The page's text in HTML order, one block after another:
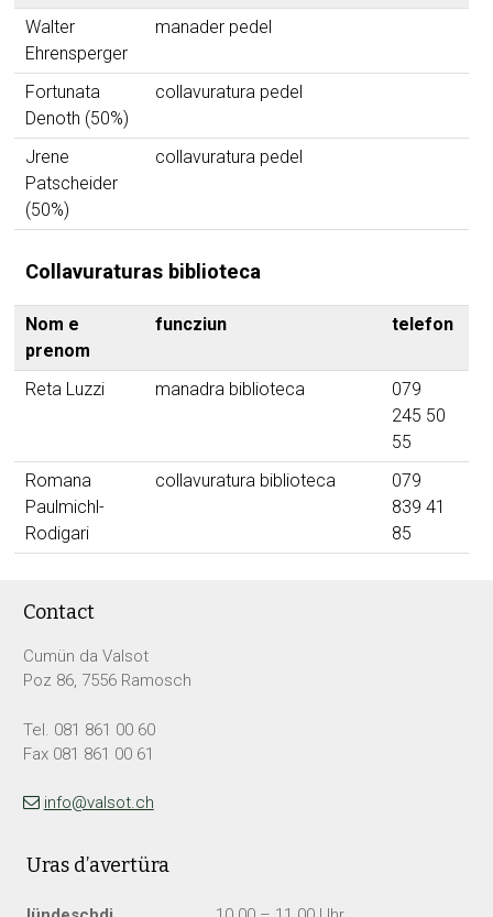
Walter
Ehrensperger
manader pedel
Fortunata
Denoth (50%)
collavuratura pedel
Jrene
Patscheider
(50%)
collavuratura pedel
Collavuraturas biblioteca
Nom e
prenom
funcziun telefon
Reta Luzzi manadra biblioteca
079
245 50
55
Romana
Paulmichl-
Rodigari
collavuratura biblioteca
079
839 41
85
Footer
Contact
Cumün da Valsot
Poz 86, 7556 Ramosch
Tel. 081 861 00 60
Fax 081 861 00 61
info@valsot.ch
Uras d’avertüra